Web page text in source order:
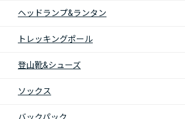
ヘッドランプ&ランタン
トレッキングポール
登山靴&シューズ
ソックス